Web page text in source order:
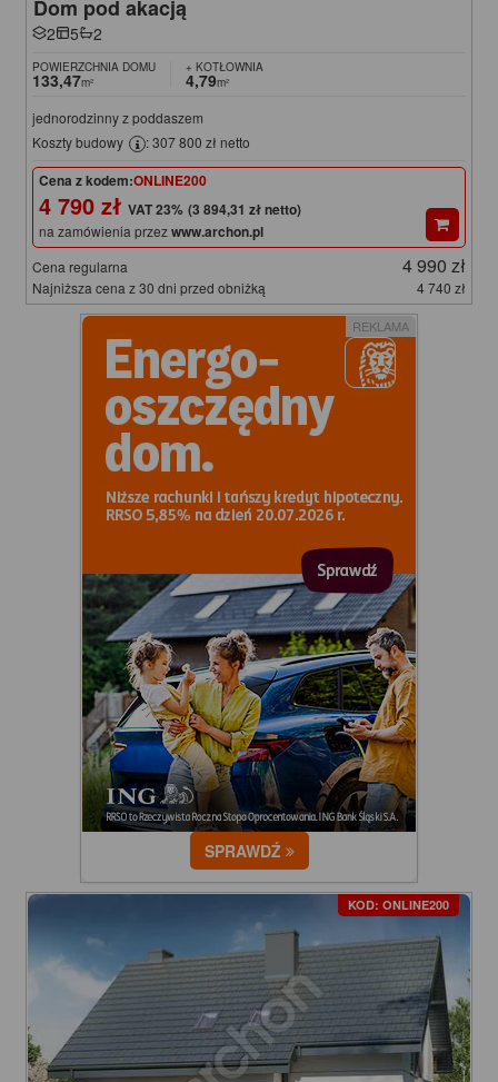
Dom pod akacją
2 5 2
POWIERZCHNIA DOMU
133,47m²
+ KOTŁOWNIA
4,79m²
jednorodzinny z poddaszem
Koszty budowy
: 307 800 zł netto
Cena z kodem:ONLINE200
4 790 zł (3 894,31 zł netto)
na zamówienia przezwww.archon.pl
Cena regularna 4 990 zł
Najniższa cena z 30 dni przed obniżką 4 740 zł
REKLAMA
SPRAWDŹ
KOD: ONLINE200